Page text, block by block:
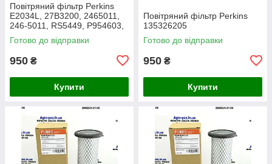
Повітряний фільтр Perkins
E2034L, 27B3200, 2465011,
246-5011, RS5449, P954603,
AF26659, 49205, SA16350,
915-851, 20000-13715
Готово до відправки
950 ₴
Купити
Повітряний фільтр Perkins
135326205
Готово до відправки
950 ₴
Купити